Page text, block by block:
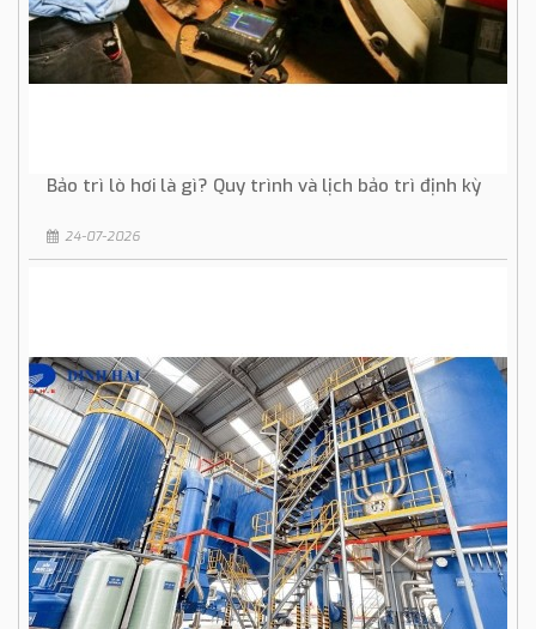
Bảo trì lò hơi là gì? Quy trình và lịch bảo trì định kỳ
24-07-2026